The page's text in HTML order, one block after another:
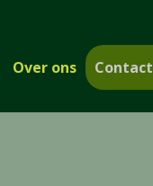
Over ons Contact